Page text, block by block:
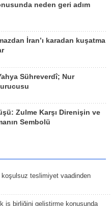
neden geri adım
İran’ı karadan kuşatma
Sühreverdî; Nur
Zulme Karşı Direnişin ve
Sembolü
koşulsuz teslimiyet vaadinden
iş birliğini geliştirme konusunda